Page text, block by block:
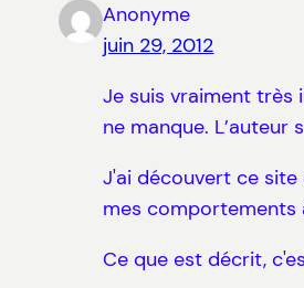
Anonyme
juin 29, 2012
Je suis vraiment très
ne manque.
J'ai découvert ce
mes comportements
Ce que est décrit,